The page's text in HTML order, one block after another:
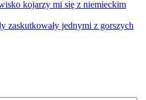
kojarzy mi się z niemieckim
zaskutkowały jednymi z gorszych